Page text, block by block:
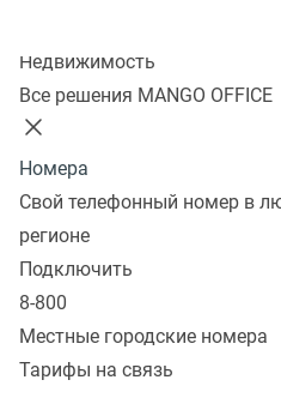
Недвижимость
Все решения MANGO OFFICE
Номера
Свой телефонный номер в
регионе
Подключить
8-800
Местные городские номера
Тарифы на связь
В избранном 0 товаров
Сбросить
DECT телефон с PoE
Популярные
дешевые
Акция
Цена,
Перейти в
избранное
сравнение
Гарантия: